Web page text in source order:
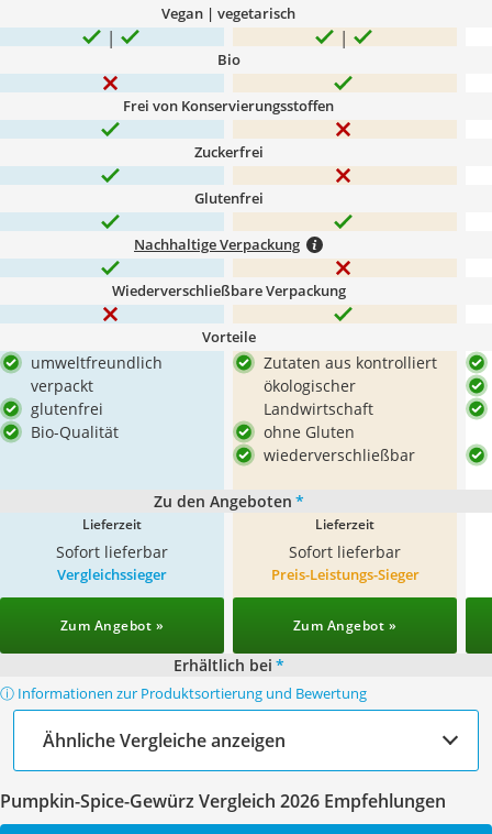
Vegan | vegetarisch
Bio
Frei von Konservierungsstoffen
Zuckerfrei
Glutenfrei
Nachhaltige Verpackung
Wiederverschließbare Verpackung
Vorteile
umweltfreundlich
verpackt
glutenfrei
Bio-Qualität
Zutaten aus kontrolliert
ökologischer
Landwirtschaft
ohne Gluten
wiederverschließbar
Zu den Angeboten *
Lieferzeit
Sofort lieferbar
Lieferzeit
Sofort lieferbar
Vergleichssieger
Zum Angebot »
Preis-Leistungs-Sieger
Zum Angebot »
Erhältlich bei *
ⓘ Informationen zur Produktsortierung und Bewertung
Ähnliche Vergleiche anzeigen
Pumpkin-Spice-Gewürz Vergleich 2026 Empfehlungen